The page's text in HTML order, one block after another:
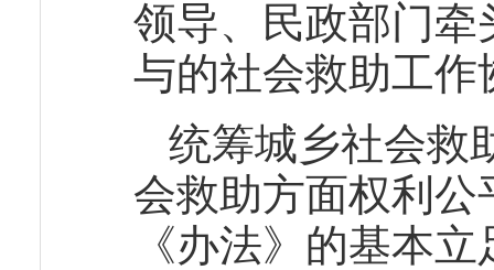
领导、民政部门
与的社会救助工作
统筹城乡社会救
会救助方面权利
《办法》的基本